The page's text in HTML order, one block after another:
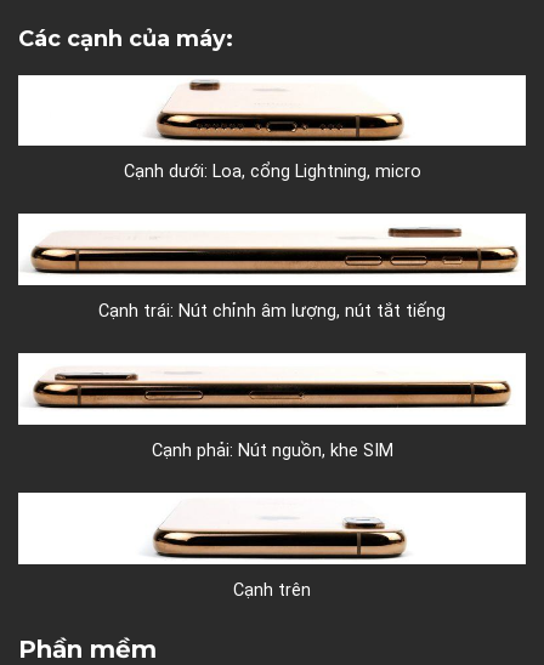
Các cạnh của máy:
Cạnh dưới: Loa, cổng Lightning, micro
Cạnh trái: Nút chỉnh âm lượng, nút tắt tiếng
Cạnh phải: Nút nguồn, khe SIM
Cạnh trên
Phần mềm